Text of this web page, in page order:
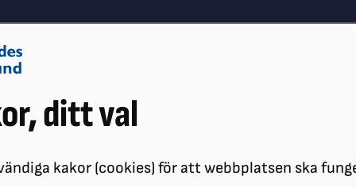
ditt val
kakor (cookies) för att webbplatsen ska